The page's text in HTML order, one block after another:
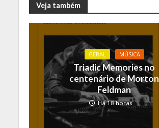
Veja também
GERAL MÚSICA
Triadic Memories no
centenário de Morton
Feldman
Há 18 horas